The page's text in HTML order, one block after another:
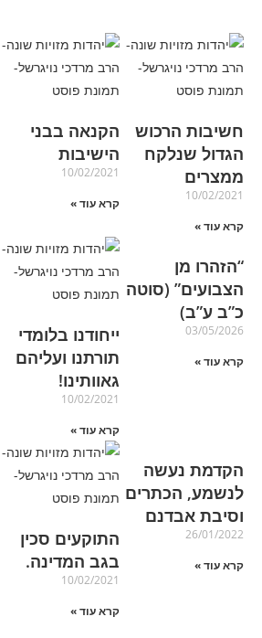
חשיבות הרכוש
הגדול שנלקח
ממצרים
10/02/2021
קרא עוד »
הקנאה בבני
הישיבות
10/02/2021
קרא עוד »
“הזהרו מן
הצבועים” (סוטה
כ”ב ע”ב)
03/05/2026
קרא עוד »
ייחודנו בלומדי
תורתנו ועליהם
גאוותינו!
10/02/2021
קרא עוד »
הקדמת נעשה
לנשמע, הכתרים
וסיבת אבדנם
26/01/2022
קרא עוד »
התוקעים סכין
בגב המדינה.
10/02/2021
קרא עוד »